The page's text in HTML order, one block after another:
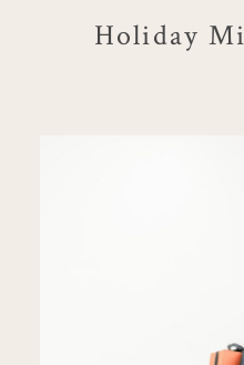
Holiday